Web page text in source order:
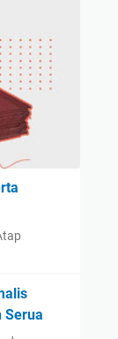
Serua